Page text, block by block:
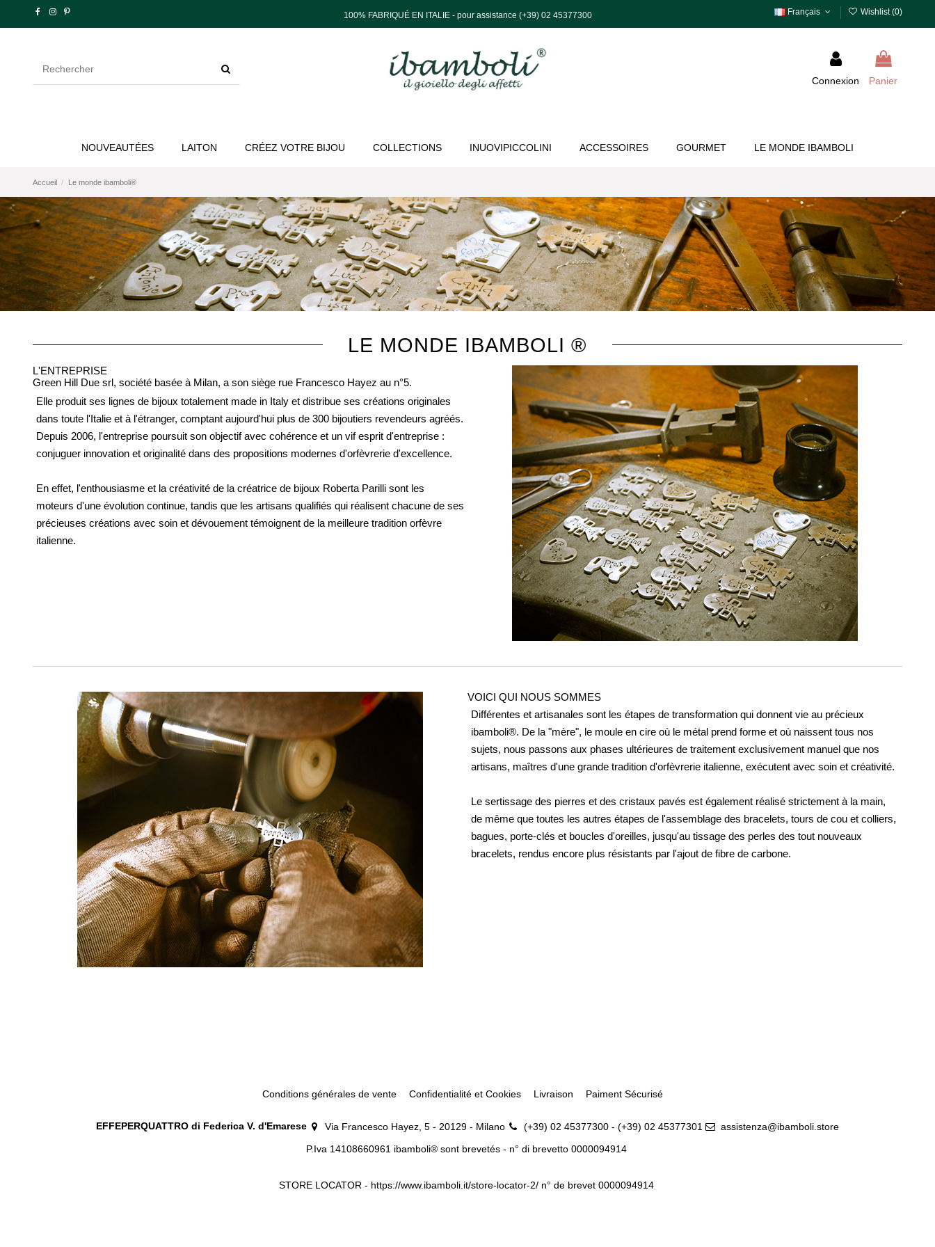
100% FABRIQUÉ EN ITALIE - pour assistance (+39) 02 45377300 Français Wishlist (0)
Connexion Panier
NOUVEAUTÉES LAITON CRÉEZ VOTRE BIJOU COLLECTIONS INUOVIPICCOLINI ACCESSOIRES GOURMET LE MONDE IBAMBOLI
Accueil Le monde ibamboli®
LE MONDE IBAMBOLI ®
L'ENTREPRISE
Green Hill Due srl, société basée à Milan, a son siège rue Francesco Hayez au n°5.
Elle produit ses lignes de bijoux totalement made in Italy et distribue ses créations originales
dans toute l'Italie et à l'étranger, comptant aujourd'hui plus de 300 bijoutiers revendeurs agréés.
Depuis 2006, l'entreprise poursuit son objectif avec cohérence et un vif esprit d'entreprise :
conjuguer innovation et originalité dans des propositions modernes d'orfèvrerie d'excellence.
En effet, l'enthousiasme et la créativité de la créatrice de bijoux Roberta Parilli sont les
moteurs d'une évolution continue, tandis que les artisans qualifiés qui réalisent chacune de ses
précieuses créations avec soin et dévouement témoignent de la meilleure tradition orfèvre
italienne.
VOICI QUI NOUS SOMMES
Différentes et artisanales sont les étapes de transformation qui donnent vie au précieux
ibamboli®. De la "mère", le moule en cire où le métal prend forme et où naissent tous nos
sujets, nous passons aux phases ultérieures de traitement exclusivement manuel que nos
artisans, maîtres d'une grande tradition d'orfèvrerie italienne, exécutent avec soin et créativité.
Le sertissage des pierres et des cristaux pavés est également réalisé strictement à la main,
de même que toutes les autres étapes de l'assemblage des bracelets, tours de cou et colliers,
bagues, porte-clés et boucles d'oreilles, jusqu'au tissage des perles des tout nouveaux
bracelets, rendus encore plus résistants par l'ajout de fibre de carbone.
Conditions générales de vente Confidentialité et Cookies Livraison Paiment Sécurisé
EFFEPERQUATTRO di Federica V. d'Emarese Via Francesco Hayez, 5 - 20129 - Milano (+39) 02 45377300 - (+39) 02 45377301
assistenza@ibamboli.store
P.Iva 14108660961 ibamboli® sont brevetés - n° di brevetto 0000094914
STORE LOCATOR - https://www.ibamboli.it/store-locator-2/ n° de brevet 0000094914